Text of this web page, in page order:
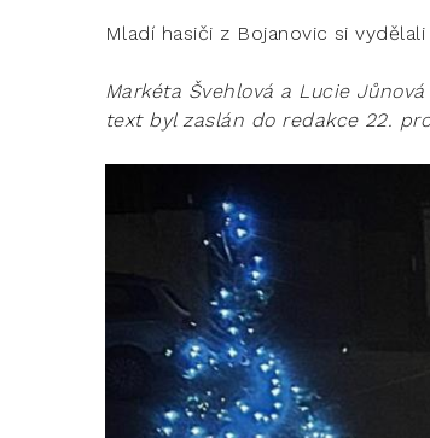
Mladí hasiči z Bojanovic si
Markéta Švehlová a Lucie Jůnová
text byl zaslán do redakce 22.